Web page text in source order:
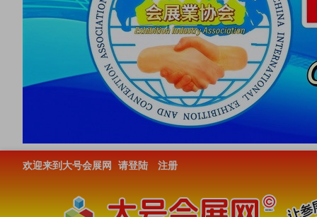
欢迎来到大号会展网 请登陆 注册